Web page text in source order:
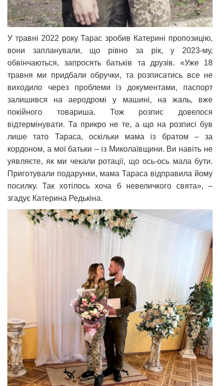
У травні 2022 року Тарас зробив Катерині пропозицію,
вони запланували, що рівно за рік, у 2023-му,
обвінчаються, запросять батьків та друзів. «Уже 18
травня ми придбали обручки, та розписатись все не
виходило через проблеми із документами, паспорт
залишився на аеродромі у машині, на жаль, вже
покійного товариша. Тож розпис довелося
відтермінувати. Та прикро не те, а що на розписі був
лише тато Тараса, оскільки мама із братом – за
кордоном, а мої батьки – із Миколаївщини. Ви навіть не
уявляєте, як ми чекали ротації, що ось-ось мала бути.
Приготували подарунки, мама Тараса відправила йому
посилку. Так хотілось хоча б невеличкого свята», –
згадує Катерина Редькіна.